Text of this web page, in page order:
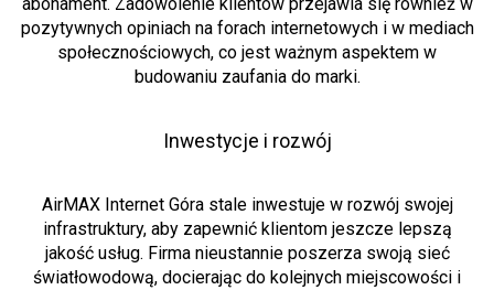
pozytywnych opiniach na forach internetowych i w mediach
społecznościowych, co jest ważnym aspektem w
budowaniu zaufania do marki.
Inwestycje i rozwój
AirMAX Internet Góra stale inwestuje w rozwój swojej
infrastruktury, aby zapewnić klientom jeszcze lepszą
jakość usług. Firma nieustannie poszerza swoją sieć
światłowodową, docierając do kolejnych miejscowości i